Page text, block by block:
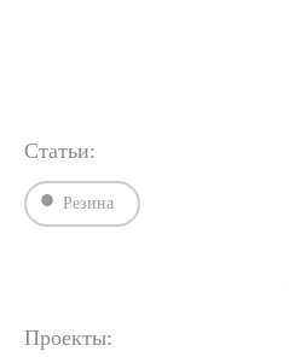
Статьи:
Резина
Проекты: